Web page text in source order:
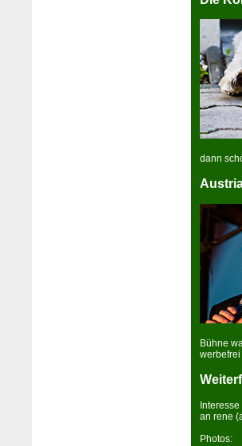
dann
Bühne
werbefrei
an rene
Pho­tos: